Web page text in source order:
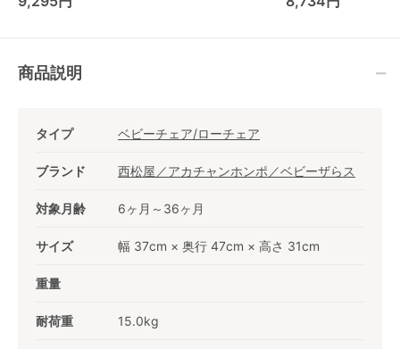
(Combi) ハイローチ
商品説明
タイプ ベビーチェア/ローチェア
ブランド 西松屋／アカチャンホンポ／ベビーザらス
対象月齢 6ヶ月～36ヶ月
サイズ 幅 37cm × 奥行 47cm × 高さ 31cm
重量
耐荷重 15.0kg